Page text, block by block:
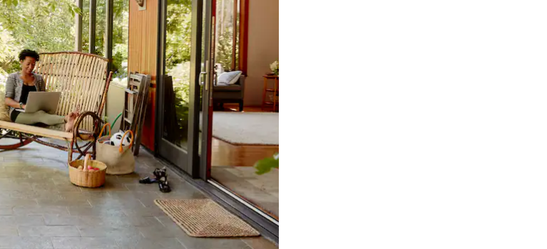
cima e para baixo do teclado ou tocando e deslizando o dedo na tela.